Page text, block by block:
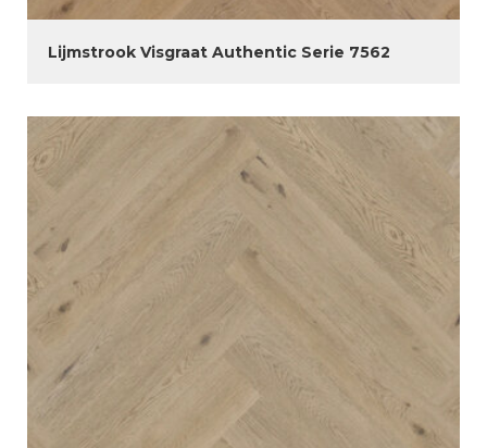
Lijmstrook Visgraat Authentic Serie 7562